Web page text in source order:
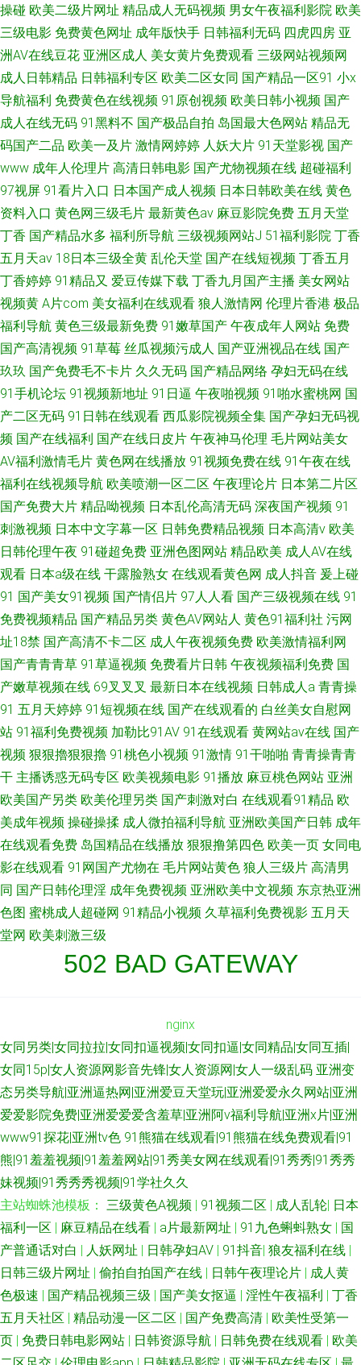
操碰 欧美二级片网址 精品成人无码视频 男女午夜福利影院 欧美
三级电影 免费黄色网址 成年版快手 日韩福利无码 四虎四房 亚
洲AV在线豆花 亚洲区成人 美女黄片免费观看 三级网站视频网
成人日韩精品 日韩福利专区 欧美二区女同 国产精品一区91 小x
导航福利 免费黄色在线视频 91原创视频 欧美日韩小视频 国产
成人在线无码 91黑料不 国产极品自拍 岛国最大色网站 精品无
码国产二品 欧美一及片 激情网婷婷 人妖大片 91天堂影视 国产
www 成年人伦理片 高清日韩电影 国产尤物视频在线 超碰福利
97视屏 91看片入口 日本国产成人视频 日本日韩欧美在线 黄色
资料入口 黄色网三级毛片 最新黄色av 麻豆影院免费 五月天堂
丁香 国产精品水多 福利所导航 三级视频网站J 51福利影院 丁香
五月天av 18日本三级全黄 乱伦天堂 国产在线短视频 丁香五月
丁香婷婷 91精品又 爱豆传媒下载 丁香九月国产主播 美女网站
视频黄 A片com 美女福利在线观看 狼人激情网 伦理片香港 极品
福利导航 黄色三级最新免费 91嫩草国产 午夜成年人网站 免费
国产高清视频 91草莓 丝瓜视频污成人 国产亚洲视品在线 国产
玖玖 国产免费毛不卡片 久久无码 国产精品网络 孕妇无码在线
91手机论坛 91视频新地址 91日逼 午夜啪视频 91啪水蜜桃网 国
产二区无码 91日韩在线观看 西瓜影院视频全集 国产孕妇无码视
频 国产在线福利 国产在线日皮片 午夜神马伦理 毛片网站美女
AV福利激情毛片 黄色网在线播放 91视频免费在线 91午夜在线
福利在线视频导航 欧美喷潮一区二区 午夜理论片 日本第二片区
国产免费大片 精品呦视频 日本乱伦高清无码 深夜国产视频 91
刺激视频 日本中文字幕一区 日韩免费精品视频 日本高清v 欧美
日韩伦理午夜 91碰超免费 亚洲色图网站 精品欧美 成人AV在线
观看 日本a级在线 干露脸熟女 在线观看黄色网 成人抖音 爰上碰
91 国产美女91视频 国产情侣片 97人人看 国产三级视频在线 91
免费视频精品 国产精品另类 黄色AV网站人 黄色91福利社 污网
址18禁 国产高清不卡二区 成人午夜视频免费 欧美激情福利网
国产青青青草 91草逼视频 免费看片日韩 午夜视频福利免费 国
产嫩草视频在线 69叉叉叉 最新日本在线视频 日韩成人a 青青操
91 五月天婷婷 91短视频在线 国产在线观看的 白丝美女自慰网
站 91福利免费视频 加勒比91AV 91在线观看 黄网站av在线 国产
视频 狠狠擼狠狠擼 91桃色小视频 91激情 91干啪啪 青青操青青
干 主播诱惑无码专区 欧美视频电影 91播放 麻豆桃色网站 亚洲
欧美国产另类 欧美伦理另类 国产刺激对白 在线观看91精品 欧
美成年视频 操碰操揉 成人微拍福利导航 亚洲欧美国产日韩 成年
在线观看免费 岛国精品在线播放 狠狠撸第四色 欧美一页 女同电
影在线观看 91网国产尤物在 毛片网站黄色 狼人三级片 高清男
同 国产日韩伦理淫 成年免费视频 亚洲欧美中文视频 东京热亚洲
色图 蜜桃成人超碰网 91精品小视频 久草福利免费视影 五月天
堂网 欧美刺激三级
502 BAD GATEWAY
nginx
女同另类|女同拉拉|女同扣逼视频|女同扣逼|女同精品|女同互插|
女同15p|女人资源网影音先锋|女人资源网|女人一级乱码 亚洲变
态另类导航|亚洲逼热网|亚洲爱豆天堂玩|亚洲爱爱永久网站|亚洲
爱爱影院免费|亚洲爱爱爱含羞草|亚洲阿v福利导航|亚洲x片|亚洲
www91探花|亚洲tv色 91熊猫在线观看|91熊猫在线免费观看|91
熊|91羞羞视频|91羞羞网站|91秀美女网在线观看|91秀秀|91秀秀
妹视频|91秀秀秀视频|91学社久久
主站蜘蛛池模板： 三级黄色A视频 | 91视频二区 | 成人乱轮| 日本
福利一区 | 麻豆精品在线看 | a片最新网址 | 91九色蝌蚪熟女 | 国
产普通话对白 | 人妖网址 | 日韩孕妇AV | 91抖音| 狼友福利在线 |
日韩三级片网址 | 偷拍自拍国产在线 | 日韩午夜理论片 | 成人黄
色极速 | 国产精品视频三级 | 国产美女抠逼 | 淫性午夜福利 | 丁香
五月天社区 | 精品动漫一区二区 | 国产免费高清 | 欧美性受第一
页 | 免费日韩电影网站 | 日韩资源导航 | 日韩免费在线观看 | 欧美